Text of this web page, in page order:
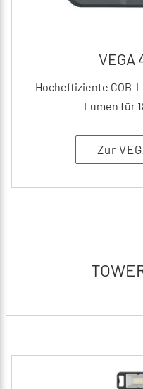
VEGA
Hocheffiziente COB-
Lumen für
Zur